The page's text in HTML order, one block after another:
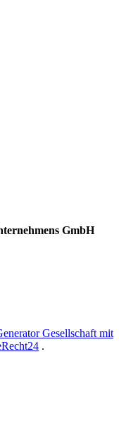
GmbH
Gesellschaft mit
.